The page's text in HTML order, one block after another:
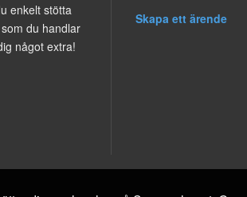
enkelt stötta
du handlar
något extra!
Skapa ett ärende